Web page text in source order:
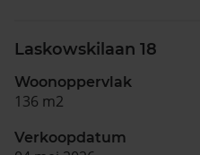
Laskowskilaan 18
Woonoppervlak
136 m2
Verkoopdatum